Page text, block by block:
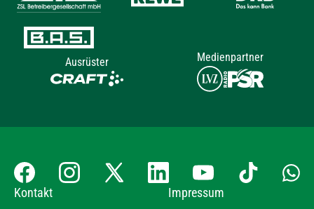
Ausrüster Medienpartner
Kontakt Impressum